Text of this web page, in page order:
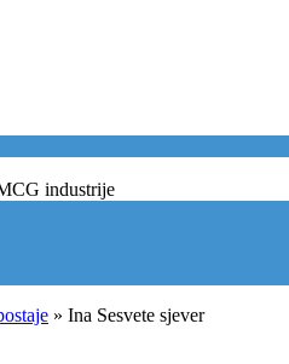
industrije
» Ina Sesvete sjever